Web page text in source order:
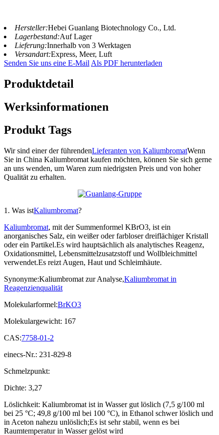
Hersteller:Hebei Guanlang Biotechnology Co., Ltd.
Lagerbestand:Auf Lager
Lieferung:Innerhalb von 3 Werktagen
Versandart:Express, Meer, Luft
Senden Sie uns eine E-Mail Als PDF herunterladen
Produktdetail
Werksinformationen
Produkt Tags
Wir sind einer der führendenLieferanten von KaliumbromatWenn
Sie in China Kaliumbromat kaufen möchten, können Sie sich gerne
an uns wenden, um Waren zum niedrigsten Preis und von hoher
Qualität zu erhalten.
1. Was istKaliumbromat?
Kaliumbromat, mit der Summenformel KBrO3, ist ein
anorganisches Salz, ein weißer oder farbloser dreiflächiger Kristall
oder ein Partikel.Es wird hauptsächlich als analytisches Reagenz,
Oxidationsmittel, Lebensmittelzusatzstoff und Wollbleichmittel
verwendet.Es reizt Augen, Haut und Schleimhäute.
Synonyme:Kaliumbromat zur Analyse,Kaliumbromat in
Reagenzienqualität
Molekularformel:BrKO3
Molekulargewicht: 167
CAS:7758-01-2
einecs-Nr.: 231-829-8
Schmelzpunkt:
Dichte: 3,27
Löslichkeit: Kaliumbromat ist in Wasser gut löslich (7,5 g/100 ml
bei 25 °C; 49,8 g/100 ml bei 100 °C), in Ethanol schwer löslich und
in Aceton nahezu unlöslich;Es ist sehr stabil, wenn es bei
Raumtemperatur in Wasser gelöst wird